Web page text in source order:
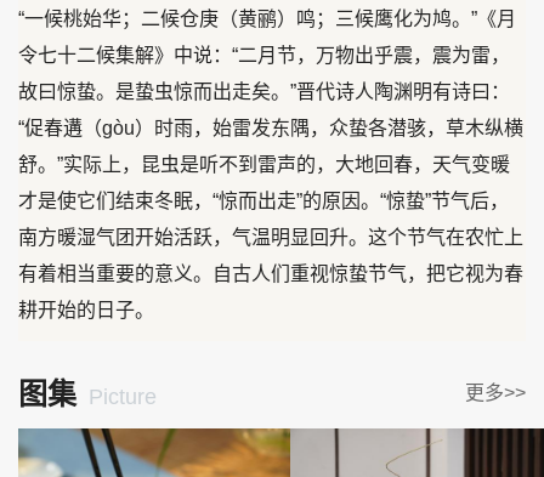
“一候桃始华；二候仓庚（黄鹂）鸣；三候鹰化为鸠。”《月
令七十二候集解》中说：“二月节，万物出乎震，震为雷，
故曰惊蛰。是蛰虫惊而出走矣。”晋代诗人陶渊明有诗曰：
“促春遘（gòu）时雨，始雷发东隅，众蛰各潜骇，草木纵横
舒。”实际上，昆虫是听不到雷声的，大地回春，天气变暖
才是使它们结束冬眠，“惊而出走”的原因。“惊蛰”节气后，
南方暖湿气团开始活跃，气温明显回升。这个节气在农忙上
有着相当重要的意义。自古人们重视惊蛰节气，把它视为春
耕开始的日子。
图集 Picture 更多>>